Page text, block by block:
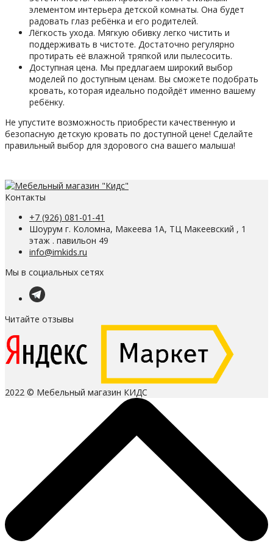
элементом интерьера детской комнаты. Она будет
радовать глаз ребёнка и его родителей.
Лёгкость ухода. Мягкую обивку легко чистить и
поддерживать в чистоте. Достаточно регулярно
протирать её влажной тряпкой или пылесосить.
Доступная цена. Мы предлагаем широкий выбор
моделей по доступным ценам. Вы сможете подобрать
кровать, которая идеально подойдёт именно вашему
ребёнку.
Не упустите возможность приобрести качественную и
безопасную детскую кровать по доступной цене! Сделайте
правильный выбор для здорового сна вашего малыша!
Контакты
+7 (926) 081-01-41
Шоурум г. Коломна, Макеева 1А, ТЦ Макеевский , 1
этаж . павильон 49
info@imkids.ru
Мы в социальных сетях
Читайте отзывы
2022 © Мебельный магазин КИДС